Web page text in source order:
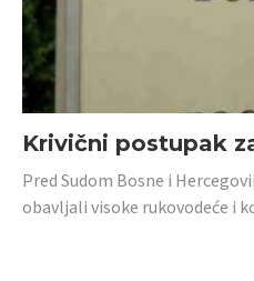
Krivični postupak
Pred Sudom Bosne i
obavljali visoke rukovodeće i